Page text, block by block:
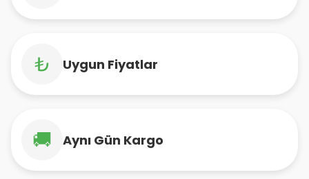
₺ Uygun Fiyatlar
🚚 Aynı Gün Kargo